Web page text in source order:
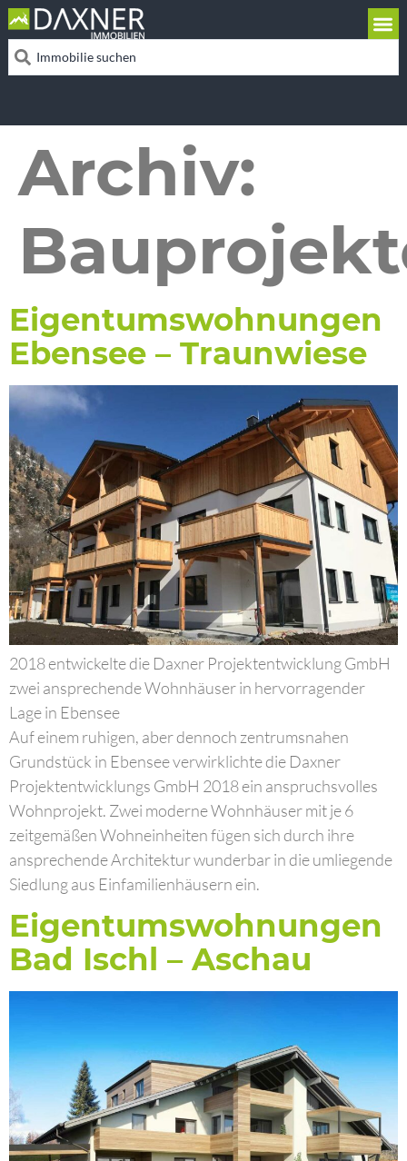
Archiv:
Eigentumswohnungen
Ebensee – Traunwiese
2018 entwickelte die Daxner Projektentwicklung GmbH
zwei ansprechende Wohnhäuser in hervorragender
Lage in Ebensee
Auf einem ruhigen, aber dennoch zentrumsnahen
Grundstück in Ebensee verwirklichte die Daxner
Projektentwicklungs GmbH 2018 ein anspruchsvolles
Wohnprojekt. Zwei moderne Wohnhäuser mit je 6
zeitgemäßen Wohneinheiten fügen sich durch ihre
ansprechende Architektur wunderbar in die umliegende
Siedlung aus Einfamilienhäusern ein.
Eigentumswohnungen
Bad Ischl – Aschau